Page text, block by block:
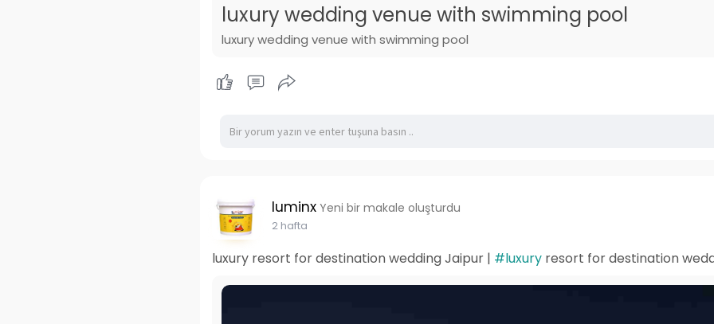
luxury wedding venue with swimming pool
luxury wedding venue with swimming pool
luminx Yeni bir makale oluşturdu
2 hafta
luxury resort for destination wedding Jaipur | #luxuryresort for destination